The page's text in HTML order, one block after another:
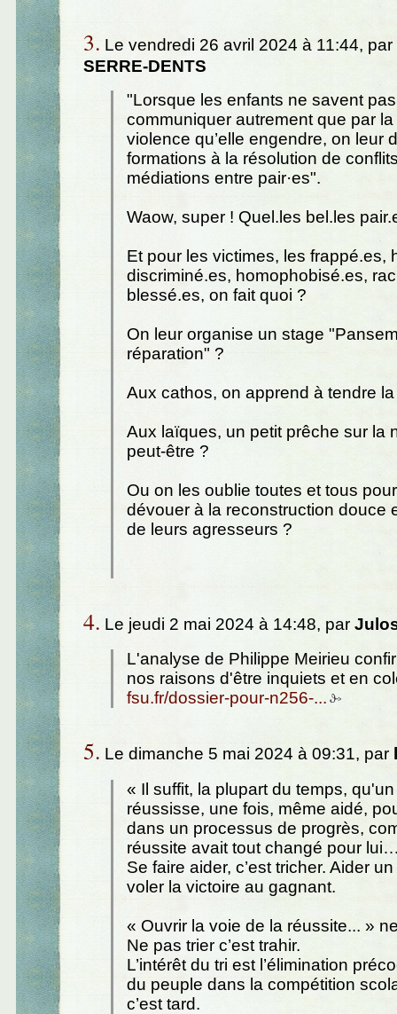
3. Le vendredi 26 avril 2024 à 11:44, par
SERRE-DENTS
"Lorsque les enfants ne savent
communiquer autrement que par
violence qu’elle engendre, on leur
formations à la résolution de
médiations entre pair·es".
Waow, super ! Quel.les bel.les
Et pour les victimes, les frappé.es,
discriminé.es, homophobisé.es,
blessé.es, on fait quoi ?
On leur organise un stage
réparation" ?
Aux cathos, on apprend à tendre
Aux laïques, un petit prêche sur la
peut-être ?
Ou on les oublie toutes et tous
dévouer à la reconstruction douce
de leurs agresseurs ?
4. Le jeudi 2 mai 2024 à 14:48, par
L'analyse de Philippe Meirieu
nos raisons d'être inquiets et en
fsu.fr/dossier-pour-n256-...
5. Le dimanche 5 mai 2024 à 09:31, par
« Il suffit, la plupart du temps,
réussisse, une fois, même aidé,
dans un processus de progrès,
réussite avait tout changé pour
Se faire aider, c’est tricher. Aider
voler la victoire au gagnant.
« Ouvrir la voie de la réussite... »
Ne pas trier c’est trahir.
L’intérêt du tri est l’élimination
du peuple dans la compétition
c’est tard.